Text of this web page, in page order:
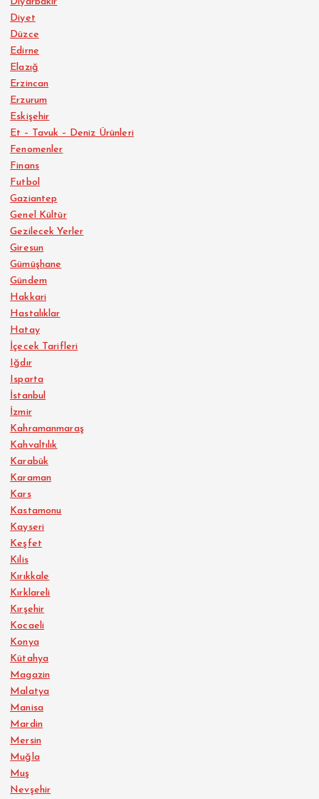
Diyet
Düzce
Edirne
Elazığ
Erzincan
Erzurum
Eskişehir
Et – Tavuk – Deniz Ürünleri
Fenomenler
Finans
Futbol
Gaziantep
Genel Kültür
Gezilecek Yerler
Giresun
Gümüşhane
Gündem
Hakkari
Hastalıklar
Hatay
İçecek Tarifleri
Iğdır
Isparta
İstanbul
İzmir
Kahramanmaraş
Kahvaltılık
Karabük
Karaman
Kars
Kastamonu
Kayseri
Keşfet
Kilis
Kırıkkale
Kırklareli
Kırşehir
Kocaeli
Konya
Kütahya
Magazin
Malatya
Manisa
Mardin
Mersin
Muğla
Muş
Nevşehir